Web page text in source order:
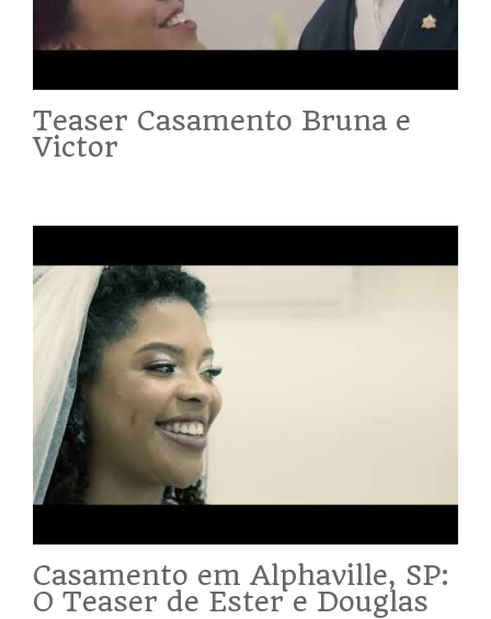
Teaser Casamento Bruna e
Victor
Casamento em Alphaville, SP:
O Teaser de Ester e Douglas